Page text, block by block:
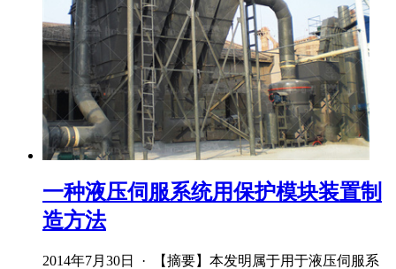
一种液压伺服系统用保护模块装置制
造方法
2014年7月30日 · 【摘要】本发明属于用于液压伺服系